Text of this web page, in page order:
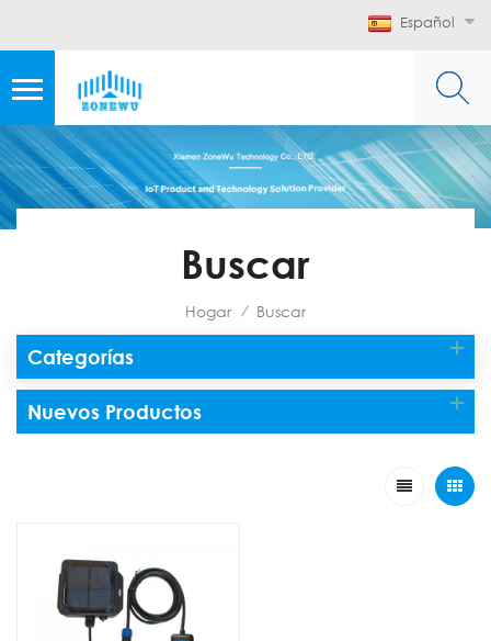
Español
Buscar
Hogar / Buscar
Categorías
Nuevos Productos